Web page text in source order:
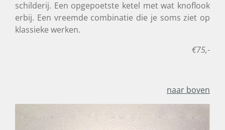
schilderij. Een opgepoetste ketel met wat knoflook
erbij. Een vreemde combinatie die je soms ziet op
klassieke werken.
€75,-
naar boven